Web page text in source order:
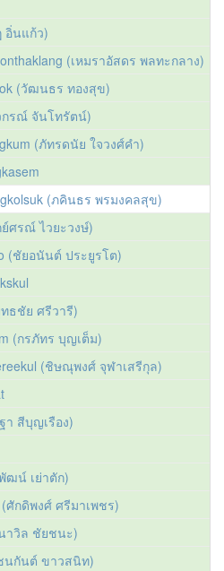
อิ่นแก้ว)
(เหมราอัสดร พลทะกลาง)
(วัฒนธร ทองสุข)
กรณ์ จันโทรัตน์)
(ภัทรดนัย ใจวงศ์คำ)
(ภคินธร พรมงคลสุข)
ศรณ์ ไวยะวงษ์)
(ชัยอนันต์ ประยูรโต)
ธชัย ศรีวารี)
(กรภัทร บุญเต็ม)
(ชิษณุพงศ์ จุฬาเสรีกุล)
า สีบุญเรือง)
ฒน์ เย่าตัก)
ศักดิพงศ์ ศรีมาเพชร)
าวิล ชัยชนะ)
นกันต์ ขาวสนิท)